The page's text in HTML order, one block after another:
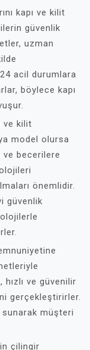
kapı ve kilit
güvenlik
uzman
acil durumlara
böylece kapı
ve kilit
model olursa
becerilere
önemlidir.
güvenlik
ve güvenilir
gerçekleştirirler.
müşteri
çilingir